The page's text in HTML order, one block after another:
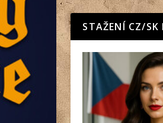
STAŽENÍ CZ/SK